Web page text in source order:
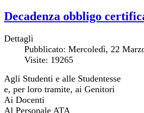
Decadenza obbligo
Dettagli
Pubblicato: Mercoledì, 22
Visite: 19265
Agli Studenti e alle Studentesse
e, per loro tramite, ai Genitori
Ai Docenti
Al Personale ATA